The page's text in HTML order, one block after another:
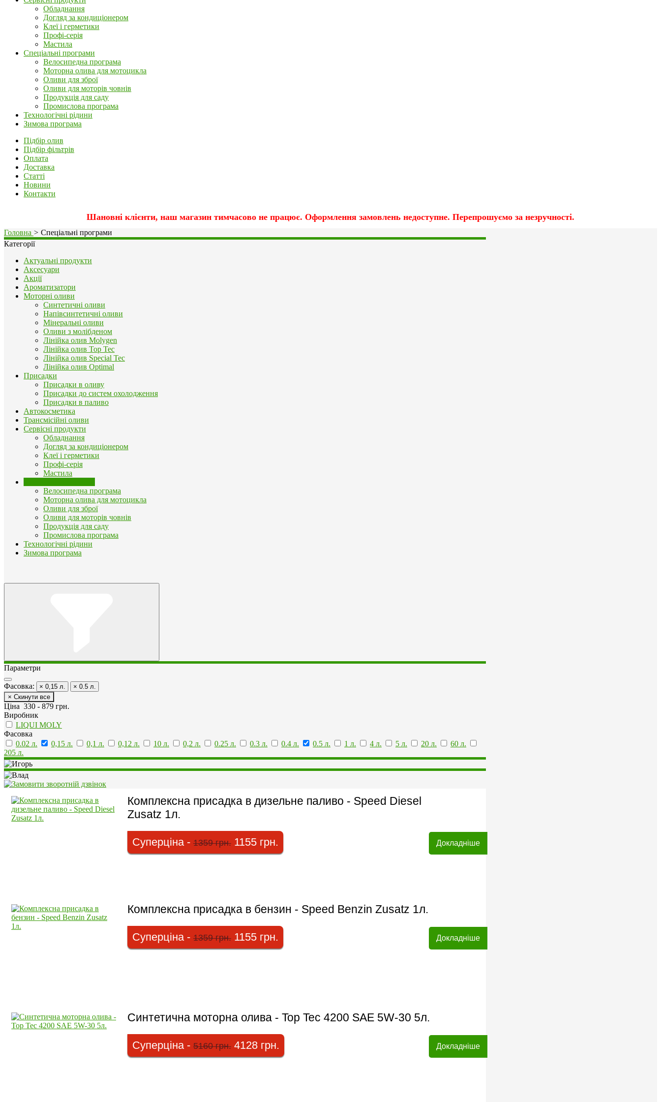
Обладнання
Догляд за кондиціонером
Клеї і герметики
Профі-серія
Мастила
Спеціальні програми
Велосипедна програма
Моторна олива для мотоцикла
Оливи для зброї
Оливи для моторів човнів
Продукція для саду
Промислова програма
Технологічні рідини
Зимова програма
Підбір олив
Підбір фільтрів
Оплата
Доставка
Статті
Новини
Контакти
Шановні клієнти, наш магазин тимчасово не працює. Оформлення замовлень недоступне. Перепрошуємо за незручності.
Головна > Спеціальні програми
Категорії
Актуальні продукти
Аксесуари
Акції
Ароматизатори
Моторні оливи
Синтетичні оливи
Напівсинтетичні оливи
Мінеральні оливи
Оливи з молібденом
Лінійка олив Molygen
Лінійка олив Top Tec
Лінійка олив Special Tec
Лінійка олив Optimal
Присадки
Присадки в оливу
Присадки до систем охолодження
Присадки в паливо
Автокосметика
Трансмісійні оливи
Сервісні продукти
Обладнання
Догляд за кондиціонером
Клеї і герметики
Профі-серія
Мастила
Велосипедна програма
Моторна олива для мотоцикла
Оливи для зброї
Оливи для моторів човнів
Продукція для саду
Промислова програма
Технологічні рідини
Зимова програма
Параметри
Фасовка: × 0,15 л.
× 0.5 л.
× Скинути все
Ціна 330 - 879 грн.
Виробник
LIQUI MOLY
Фасовка
0.02 л.
0,15 л. 0,1 л. 0,12 л. 10 л. 0,2 л. 0.25 л. 0.3 л. 0.4 л. 0.5 л. 1 л. 4 л. 5 л. 20 л.
60 л.
205 л.
Комплексна присадка в дизельне паливо - Speed Diesel
Zusatz 1л.
Суперціна - 1359 грн. 1155 грн. Докладніше
Комплексна присадка в бензин - Speed Benzin Zusatz 1л.
Суперціна - 1359 грн. 1155 грн. Докладніше
Синтетична моторна олива - Top Tec 4200 SAE 5W-30 5л.
Суперціна - 5160 грн. 4128 грн. Докладніше